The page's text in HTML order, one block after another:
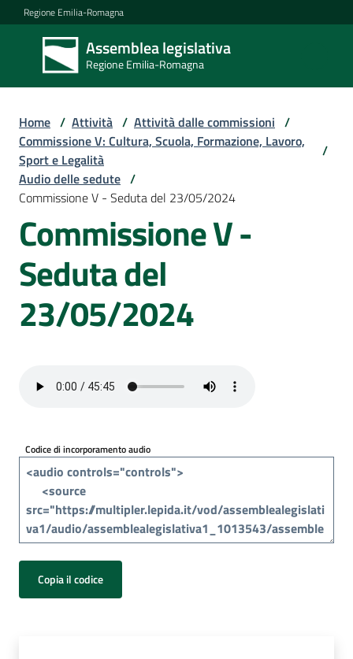
Vai al contenuto
Vai alla navigazione
Vai al footer
Regione Emilia-Romagna
Assemblea legislativa
Regione Emilia-Romagna
Assemblea
legislativa
Regione Emilia-
Assemblea
Attività
media
i
cittadini
Home / Attività / Attività dalle commissioni /
Commissione V: Cultura, Scuola, Formazione, Lavoro,
Sport e Legalità
/
Audio delle sedute /
Commissione V - Seduta del 23/05/2024
Commissione V -
Seduta del
23/05/2024
Codice di incorporamento audio
Copia il codice